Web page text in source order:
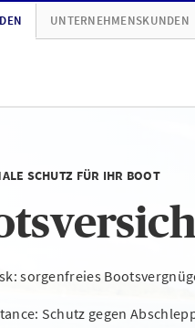
UNTERNEHMENSKUNDEN
SCHUTZ FÜR IHR BOOT
sorgenfreies
Schutz gegen